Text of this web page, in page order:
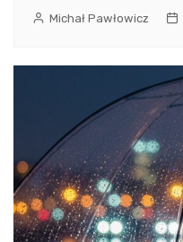
Michał Pawłowicz